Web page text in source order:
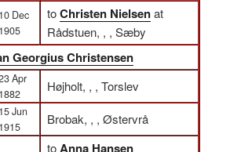
10 Dec
1905
toChristen Nielsenat
Rådstuen, , , Sæby
Georgius Christensen
Apr
1882
Højholt, , , Torslev
15 Jun
1915
Brobak, , , Østervrå
toAnna Hansen